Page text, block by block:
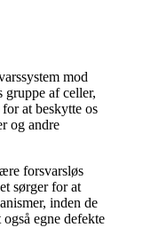
mod
gruppe af celler,
at beskytte os
og andre
forsvarsløs
sørger for at
inden de
egne defekte